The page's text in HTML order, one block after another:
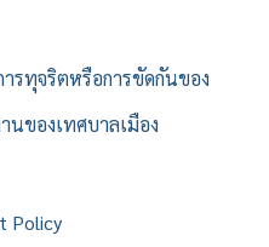
ารทุจริตหรือการขัดกันของ
ของเทศบาลเมือง
Policy